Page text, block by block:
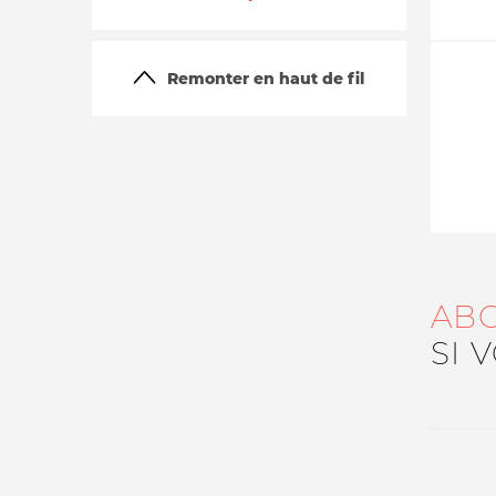
Remonter en haut de fil
SI